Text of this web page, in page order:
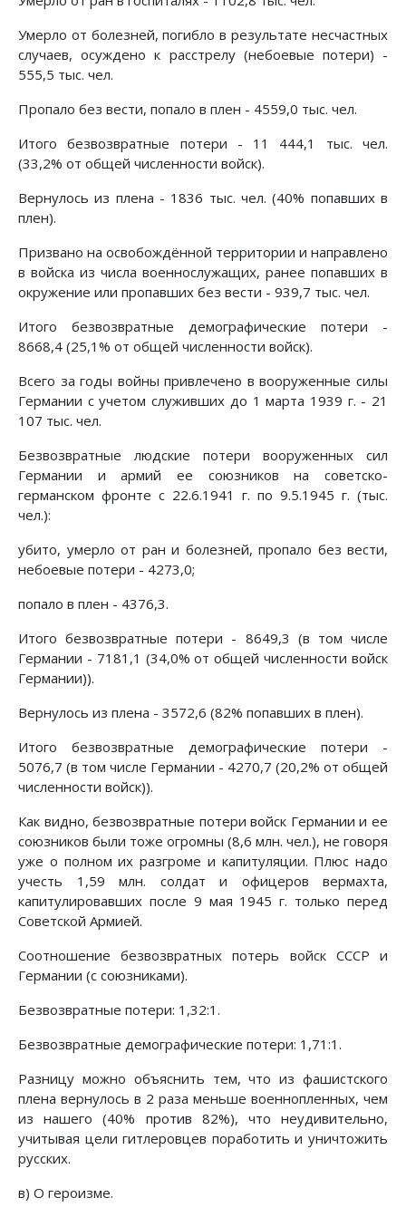
Умерло от болезней, погибло в результате несчастных
случаев, осуждено к расстрелу (небоевые потери) -
555,5 тыс. чел.
Пропало без вести, попало в плен - 4559,0 тыс. чел.
Итого безвозвратные потери - 11 444,1 тыс. чел.
(33,2% от общей численности войск).
Вернулось из плена - 1836 тыс. чел. (40% попавших в
плен).
Призвано на освобождённой территории и направлено
в войска из числа военнослужащих, ранее попавших в
окружение или пропавших без вести - 939,7 тыс. чел.
Итого безвозвратные демографические потери -
8668,4 (25,1% от общей численности войск).
Всего за годы войны привлечено в вооруженные силы
Германии с учетом служивших до 1 марта 1939 г. - 21
107 тыс. чел.
Безвозвратные людские потери вооруженных сил
Германии и армий ее союзников на советско-
германском фронте с 22.6.1941 г. по 9.5.1945 г. (тыс.
чел.):
убито, умерло от ран и болезней, пропало без вести,
небоевые потери - 4273,0;
попало в плен - 4376,3.
Итого безвозвратные потери - 8649,3 (в том числе
Германии - 7181,1 (34,0% от общей численности войск
Германии)).
Вернулось из плена - 3572,6 (82% попавших в плен).
Итого безвозвратные демографические потери -
5076,7 (в том числе Германии - 4270,7 (20,2% от общей
численности войск)).
Как видно, безвозвратные потери войск Германии и ее
союзников были тоже огромны (8,6 млн. чел.), не говоря
уже о полном их разгроме и капитуляции. Плюс надо
учесть 1,59 млн. солдат и офицеров вермахта,
капитулировавших после 9 мая 1945 г. только перед
Советской Армией.
Соотношение безвозвратных потерь войск СССР и
Германии (с союзниками).
Безвозвратные потери: 1,32:1.
Безвозвратные демографические потери: 1,71:1.
Разницу можно объяснить тем, что из фашистского
плена вернулось в 2 раза меньше военнопленных, чем
из нашего (40% против 82%), что неудивительно,
учитывая цели гитлеровцев поработить и уничтожить
русских.
в) О героизме.